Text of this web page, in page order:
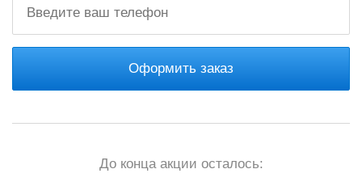
Оформить заказ
До конца акции осталось: